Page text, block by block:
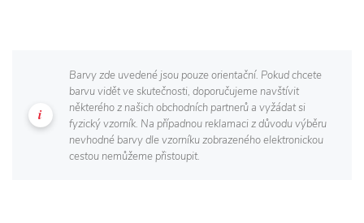
Barvy zde uvedené jsou pouze orientační. Pokud chcete
barvu vidět ve skutečnosti, doporučujeme navštívit
některého z našich obchodních partnerů a vyžádat si
fyzický vzorník. Na případnou reklamaci z důvodu výběru
nevhodné barvy dle vzorníku zobrazeného elektronickou
cestou nemůžeme přistoupit.